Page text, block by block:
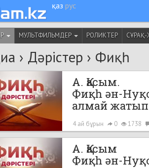
қаз рус
МУЛЬТФИЛЬМДЕР РОЛИКТЕР
› Дәрістер › Фиқһ
А. Қасым.
Фиқһ ән-
алмай
4 ай бұрын 0 1738
А. Қасым
Фиқһ ән-